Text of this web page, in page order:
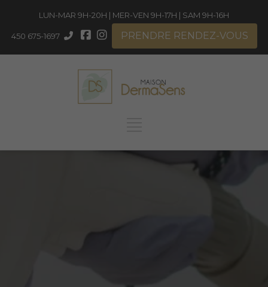
LUN-MAR 9H-20H | MER-VEN 9H-17H | SAM 9H-16H
450 675-1697 PRENDRE RENDEZ-VOUS